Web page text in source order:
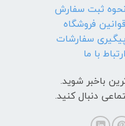
ثبت سفارش
فروشگاه
سفارشات
با ما
باخبر شوید.
دنبال کنید.